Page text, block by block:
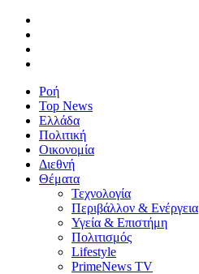
Ροή
Top News
Ελλάδα
Πολιτική
Οικονομία
Διεθνή
Θέματα
Τεχνολογία
Περιβάλλον & Ενέργεια
Υγεία & Επιστήμη
Πολιτισμός
Lifestyle
PrimeNews TV